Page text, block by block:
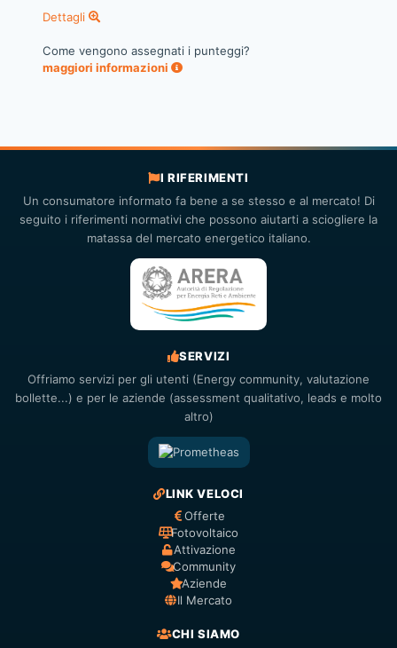
Dettagli
Come vengono assegnati i punteggi?
maggiori informazioni
I RIFERIMENTI
Un consumatore informato fa bene a se stesso e al mercato! Di
seguito i riferimenti normativi che possono aiutarti a sciogliere la
matassa del mercato energetico italiano.
SERVIZI
Offriamo servizi per gli utenti (Energy community, valutazione
bollette...) e per le aziende (assessment qualitativo, leads e molto
altro)
LINK VELOCI
Offerte
Fotovoltaico
Attivazione
Community
Aziende
Il Mercato
CHI SIAMO